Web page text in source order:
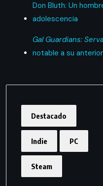
Don Bluth: Un
adolescencia
Gal Guardians:
notable a su
Destacado
Indie PC
Steam